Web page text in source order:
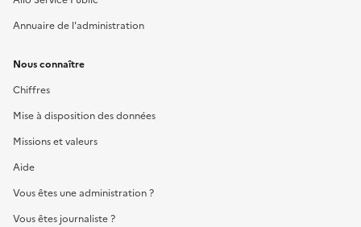
Annuaire de l'administration
Nous connaître
Chiffres
Mise à disposition des données
Missions et valeurs
Aide
Vous êtes une administration ?
Vous êtes journaliste ?